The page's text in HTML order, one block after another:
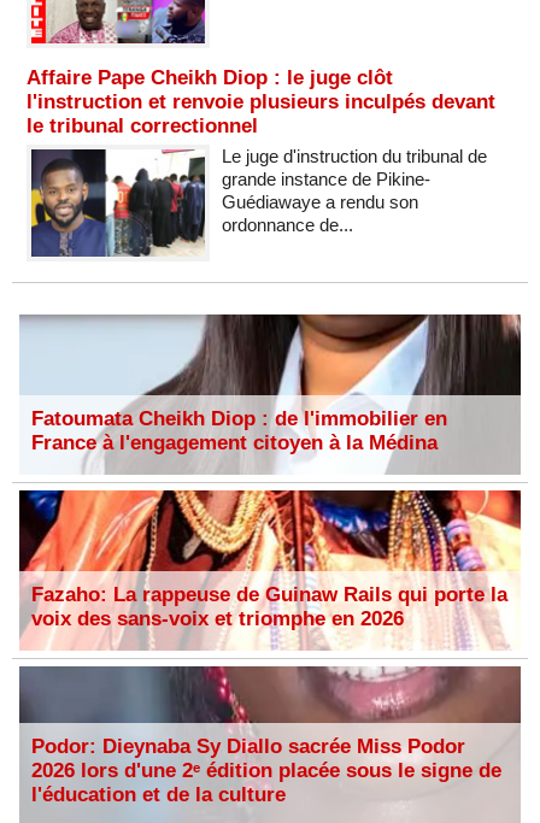
Affaire Pape Cheikh Diop : le juge clôt
l'instruction et renvoie plusieurs inculpés devant
le tribunal correctionnel
Le juge d'instruction du tribunal de
grande instance de Pikine-
Guédiawaye a rendu son
ordonnance de...
Fatoumata Cheikh Diop : de l'immobilier en
France à l'engagement citoyen à la Médina
Fazaho: La rappeuse de Guinaw Rails qui porte la
voix des sans-voix et triomphe en 2026
Podor: Dieynaba Sy Diallo sacrée Miss Podor
2026 lors d'une 2ᵉ édition placée sous le signe de
l'éducation et de la culture